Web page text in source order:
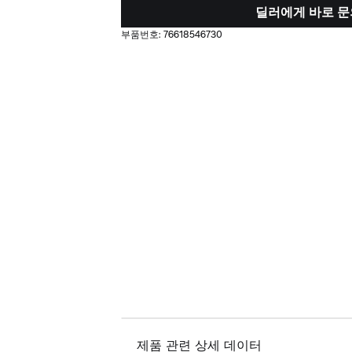
딜러에게 바로
부품번호:76618546730
제품 관련 상세 데이터